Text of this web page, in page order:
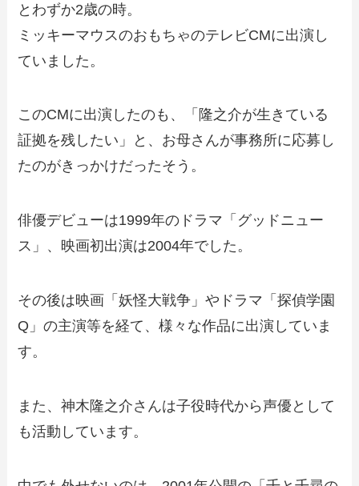
とわずか2歳の時。
ミッキーマウスのおもちゃのテレビCMに出演し
ていました。
このCMに出演したのも、「隆之介が生きている
証拠を残したい」と、お母さんが事務所に応募し
たのがきっかけだったそう。
俳優デビューは1999年のドラマ「グッドニュー
ス」、映画初出演は2004年でした。
その後は映画「妖怪大戦争」やドラマ「探偵学園
Q」の主演等を経て、様々な作品に出演していま
す。
また、神木隆之介さんは子役時代から声優として
も活動しています。